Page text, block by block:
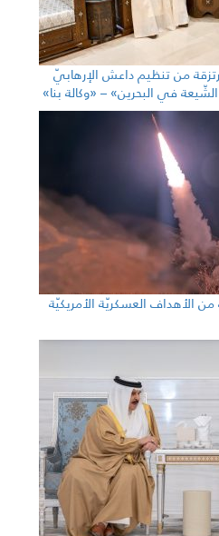
من تنظيم داعش الإرهابيّ
في البحرين» – «وكالة بنا»
العسكريّة الأمريكيّة